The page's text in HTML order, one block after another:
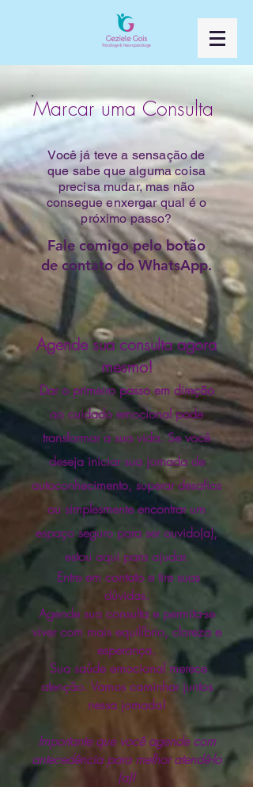
Marcar uma Consulta
Você já teve a sensação de
que sabe que alguma coisa
precisa mudar, mas não
consegue enxergar qual é o
próximo passo?
Fale comigo pelo botão
de contato do WhatsApp.
Agende sua consulta agora
mesmo!
Dar o primeiro passo em direção
ao cuidado emocional pode
transformar a sua vida. Se você
deseja iniciar sua jornada de
autoconhecimento, superar desafios
ou simplesmente encontrar um
espaço seguro para ser ouvido(a),
estou aqui para ajudar.
Entre em contato e tire suas
dúvidas.
Agende sua consulta e permita-se
viver com mais equilíbrio, clareza e
esperança.
Sua saúde emocional merece
atenção. Vamos caminhar juntos
nessa jornada!
Importante que você agende com
antecedência para melhor atendê-lo
(a)!